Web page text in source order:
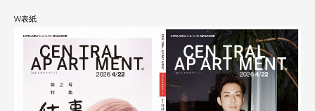
W表紙